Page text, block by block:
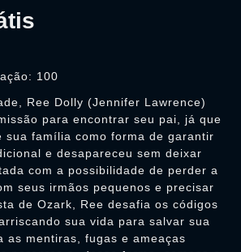
100
Ree Dolly (Jennifer Lawrence)
para encontrar seu pai, já que
sua família como forma de garantir
e desapareceu sem deixar
com a possibilidade de perder a
seus irmãos pequenos e precisar
de Ozark, Ree desafia os códigos
sua vida para salvar sua
as mentiras, fugas e ameaças